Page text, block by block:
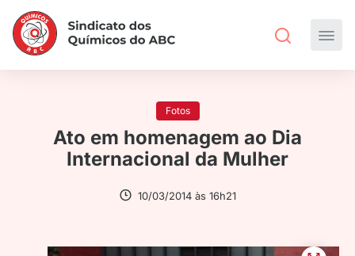
Fotos
Ato em homenagem ao Dia
Internacional da Mulher
10/03/2014 às 16h21